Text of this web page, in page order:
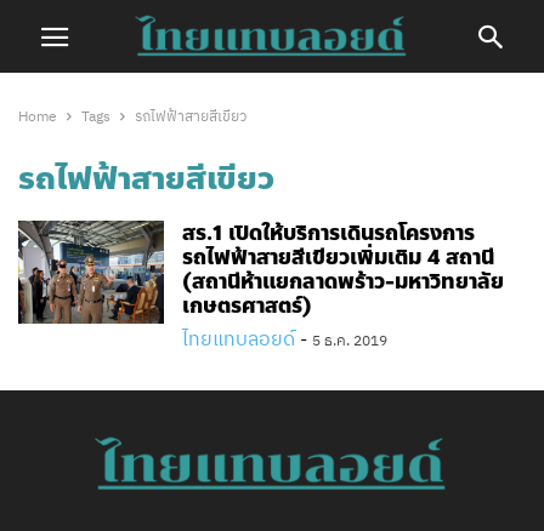
Home Tags รถไฟฟ้าสายสีเขียว
รถไฟฟ้าสายสีเขียว
สร.1​ เปิดให้บริการเดินรถโครงการ
รถไฟฟ้าสายสีเขียวเพิ่มเติม 4 สถานี
(สถานีห้าแยกลาดพร้าว-มหาวิทยาลัย
เกษตรศาสตร์)
ไทยแทบลอยด์ - 5 ธ.ค. 2019